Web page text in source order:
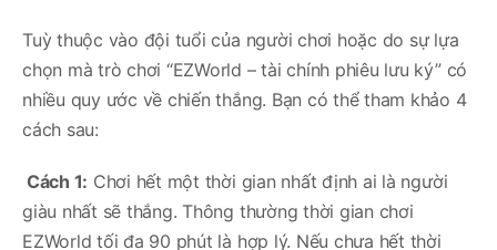
Tuỳ thuộc vào đội tuổi của người chơi hoặc do sự lựa
chọn mà trò chơi “EZWorld – tài chính phiêu lưu ký” có
nhiều quy ước về chiến thắng. Bạn có thể tham khảo 4
cách sau:
Cách 1: Chơi hết một thời gian nhất định ai là người
giàu nhất sẽ thắng. Thông thường thời gian chơi
EZWorld tối đa 90 phút là hợp lý. Nếu chưa hết thời